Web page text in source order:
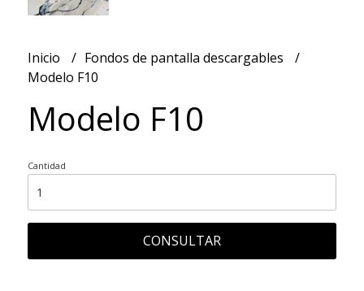
Inicio
Fondos de pantalla descargables
Modelo F10
Modelo F10
Cantidad
CONSULTAR